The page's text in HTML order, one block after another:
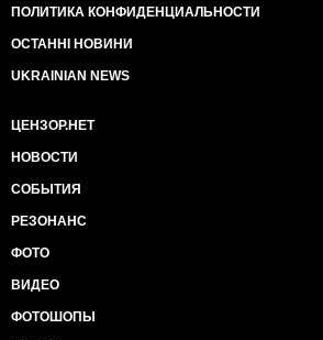
ПОЛИТИКА КОНФИДЕНЦИАЛЬНОСТИ
ОСТАННІ НОВИНИ
UKRAINIAN NEWS
ЦЕНЗОР.НЕТ
НОВОСТИ
СОБЫТИЯ
РЕЗОНАНС
ФОТО
ВИДЕО
ФОТОШОПЫ